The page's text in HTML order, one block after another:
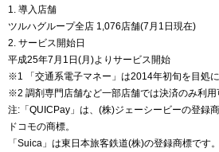
1. 導入店舗
ツルハグループ全店 1,076店舗(7月1日現在)
2. サービス開始日
平成25年7月1日(月)よりサービス開始
※1 「交通系電子マネー」は2014年初旬を目処
※2 調剤専門店舗など一部店舗では決済のみ利
注:「QUICPay」は、(株)ジェーシービーの登録
ドコモの商標。
「Suica」は東日本旅客鉄道(株)の登録商標です